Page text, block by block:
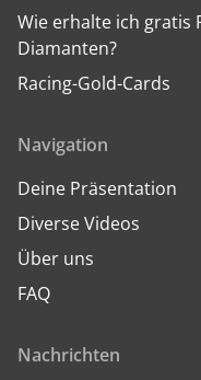
Wie erhalte ich gratis
Diamanten?
Racing-Gold-Cards
Navigation
Deine Präsentation
Diverse Videos
Über uns
FAQ
Nachrichten